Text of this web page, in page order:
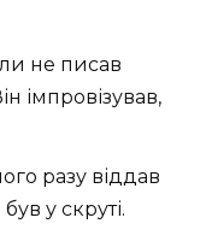
не писав
імпровізував,
разу віддав
у скруті.